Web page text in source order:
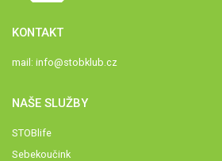
KONTAKT
mail: info@stobklub.cz
NAŠE SLUŽBY
STOBlife
Sebekoučink